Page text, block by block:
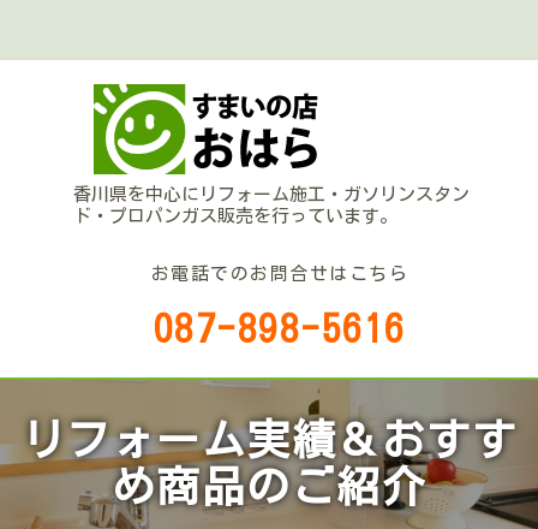
香川県を中心にリフォーム施工・ガソリンスタン
ド・プロパンガス販売を行っています。
お電話でのお問合せはこちら
087-898-5616
リフォーム実績＆おすす
め商品のご紹介